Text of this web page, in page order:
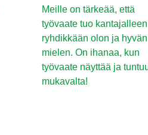
Meille on tärkeää, että
työvaate tuo kantajalleen
ryhdikkään olon ja hyvän
mielen. On ihanaa, kun
työvaate näyttää ja
mukavalta!